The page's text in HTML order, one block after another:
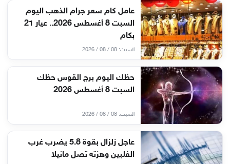
عامل كام سعر جرام الذهب اليوم
السبت 8 أغسطس 2026.. عيار 21
بكام
السبت: 08 / 08 / 2026
حظك اليوم برج القوس حظك
السبت 8 أغسطس 2026
السبت: 08 / 08 / 2026
عاجل زلزال بقوة 5.8 يضرب غرب
الفلبين وهزته تصل مانيلا